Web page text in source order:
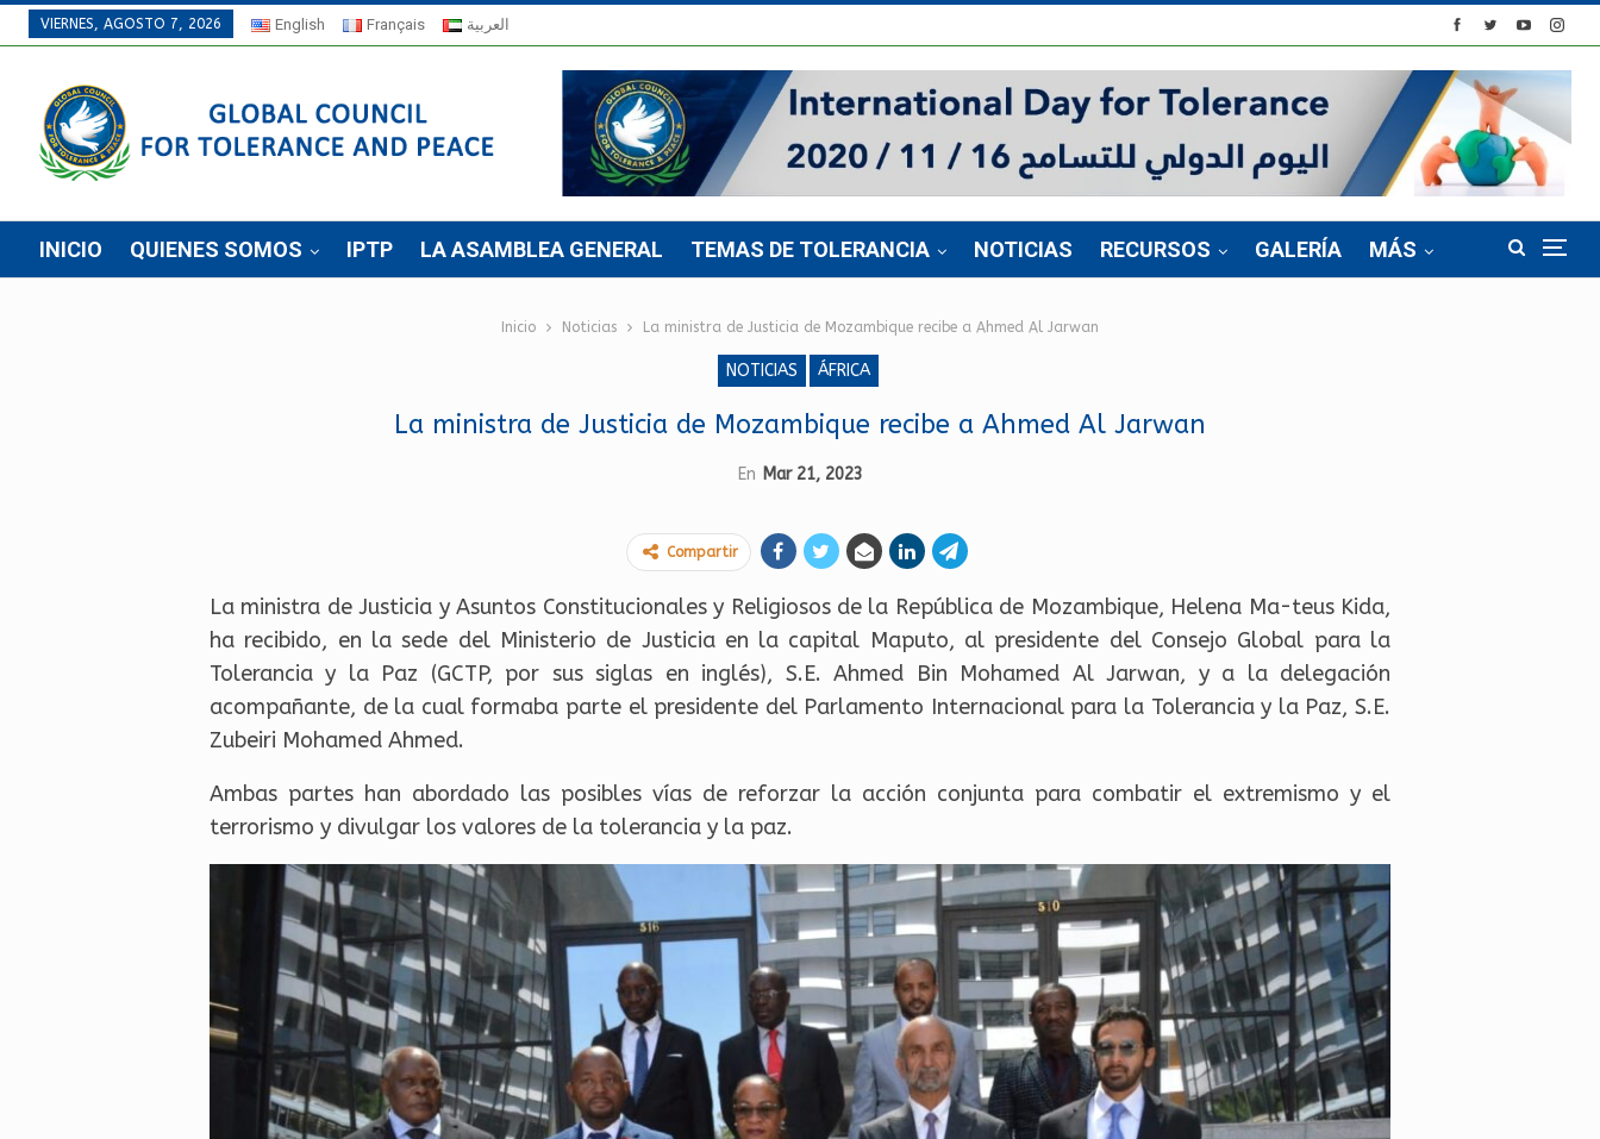
VIERNES, AGOSTO 7, 2026 English Français العربية
INICIO QUIENES SOMOS IPTP LA ASAMBLEA GENERAL TEMAS DE TOLERANCIA NOTICIAS RECURSOS GALERÍA MÁS
Inicio Noticias La ministra de Justicia de Mozambique recibe a Ahmed Al Jarwan
NOTICIAS ÁFRICA
La ministra de Justicia de Mozambique recibe a Ahmed Al Jarwan
En Mar 21, 2023
Compartir
La ministra de Justicia y Asuntos Constitucionales y Religiosos de la República de Mozambique, Helena Ma-teus Kida,
ha recibido, en la sede del Ministerio de Justicia en la capital Maputo, al presidente del Consejo Global para la
Tolerancia y la Paz (GCTP, por sus siglas en inglés), S.E. Ahmed Bin Mohamed Al Jarwan, y a la delegación
acompañante, de la cual formaba parte el presidente del Parlamento Internacional para la Tolerancia y la Paz, S.E.
Zubeiri Mohamed Ahmed.
Ambas partes han abordado las posibles vías de reforzar la acción conjunta para combatir el extremismo y el
terrorismo y divulgar los valores de la tolerancia y la paz.